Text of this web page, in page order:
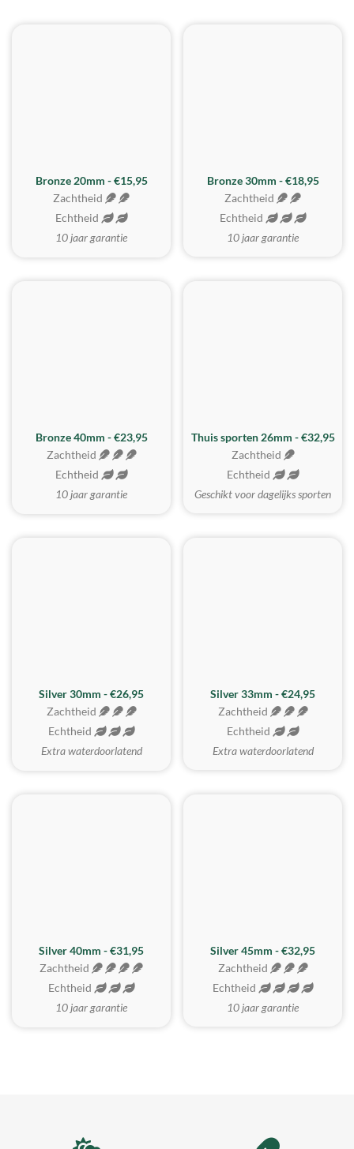
Bronze 20mm - €15,95
Zachtheid
Echtheid
10 jaar garantie
BESTE KOOP
Bronze 30mm - €18,95
Zachtheid
Echtheid
10 jaar garantie
Bronze 40mm - €23,95
Zachtheid
Echtheid
10 jaar garantie
Thuis sporten 26mm - €32,95
Zachtheid
Echtheid
Geschikt voor dagelijks sporten
Silver 30mm - €26,95
Zachtheid
Echtheid
Extra waterdoorlatend
Silver 33mm - €24,95
Zachtheid
Echtheid
Extra waterdoorlatend
Silver 40mm - €31,95
Zachtheid
Echtheid
10 jaar garantie
MEEST GEKOZEN
Silver 45mm - €32,95
Zachtheid
Echtheid
10 jaar garantie